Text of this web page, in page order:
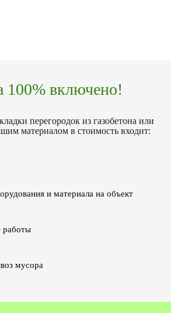
100% включено!
перегородок из газобетона или
материалом в стоимость входит:
и материала на объект
работы
мусора